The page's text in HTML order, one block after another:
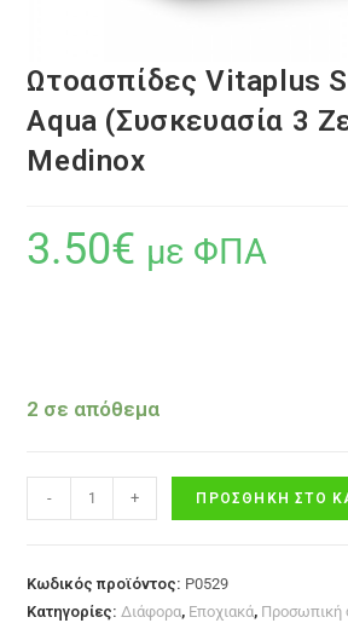
Ωτοασπίδες Vitaplus
Aqua (Συσκευασία 3
Medinox
3.50€ με ΦΠΑ
2 σε απόθεμα
- + ΠΡΟΣΘΉΚΗ ΣΤΟ
Κωδικός προϊόντος: P0529
Κατηγορίες:Διάφορα, Εποχιακά, Προσωπική